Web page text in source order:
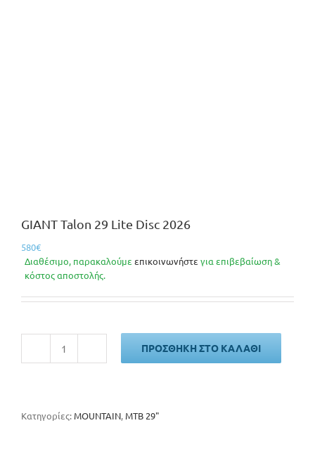
GIANT Talon 29 Lite Disc 2026
580€
Διαθέσιμο, παρακαλούμε επικοινωνήστε για επιβεβαίωση &
κόστος αποστολής.
GIANT
2026
ΠΡΟΣΘΉΚΗ ΣΤΟ ΚΑΛΆΘΙ
Κατηγορίες: MOUNTAIN, MTB 29"